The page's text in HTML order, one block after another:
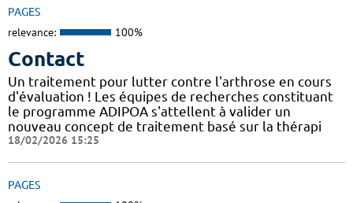
PAGES
relevance: 100%
Contact
Un traitement pour lutter contre l'arthrose en cours
d'évaluation ! Les équipes de recherches constituant
le programme ADIPOA s'attellent à valider un
nouveau concept de traitement basé sur la thérapi
18/02/2026 15:25
PAGES